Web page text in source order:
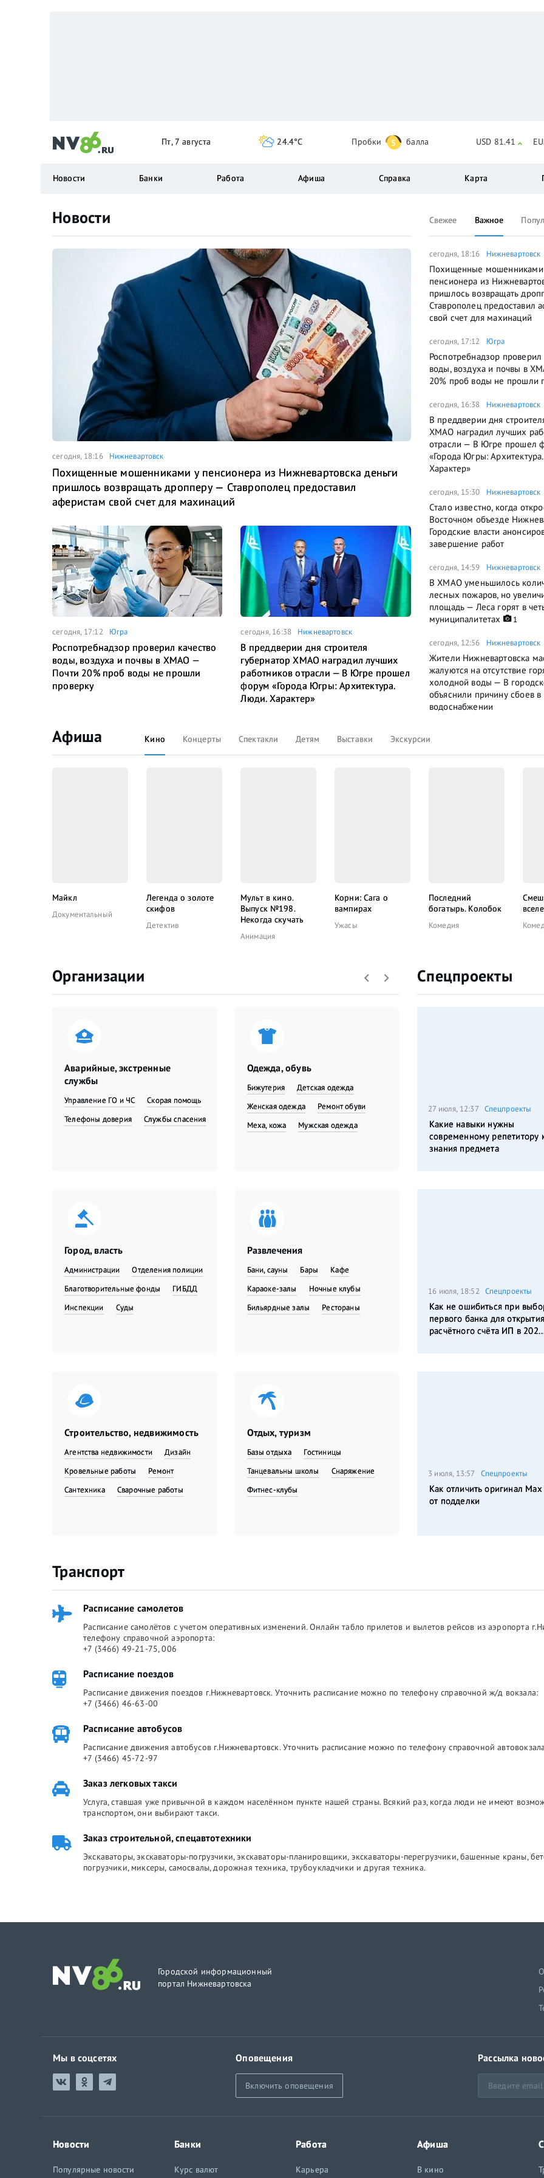
Новости
сегодня, 18:16 Нижневартовск
Похищенные мошенниками у пенсионера из Нижневартовска деньги
пришлось возвращать дропперу — Ставрополец предоставил
аферистам свой счет для махинаций
сегодня, 17:12 Югра
Роспотребнадзор проверил качество
воды, воздуха и почвы в ХМАО —
Почти 20% проб воды не прошли
проверку
сегодня, 16:38 Нижневартовск
В преддверии дня строителя
губернатор ХМАО наградил лучших
работников отрасли — В Югре прошел
форум «Города Югры: Архитектура.
Люди. Характер»
Свежее Важное
сегодня, 18:16 Нижневартовск
Похищенные
пенсионера из
пришлось возвращать
Ставрополец предоставил
свой счет для махинаций
сегодня, 17:12 Югра
Роспотребнадзор проверил
воды, воздуха и почвы в
20% проб воды не прошли
сегодня, 16:38 Нижневартовск
В преддверии дня
ХМАО наградил лучших
отрасли — В Югре прошел
«Города Югры:
Характер»
сегодня, 15:30 Нижневартовск
Стало известно, когда
Восточном объезде
Городские власти
завершение работ
сегодня, 14:59 Нижневартовск
В ХМАО уменьшилось
лесных пожаров, но
площадь — Леса горят в
муниципалитетах
1
сегодня, 12:56 Нижневартовск
Жители Нижневартовска
жалуются на отсутствие
холодной воды — В
объяснили причину сбоев в
водоснабжении
Афиша Кино Концерты Спектакли Детям Выставки Экскурсии
Майкл
Документальный
Легенда о золоте
скифов
Детектив
Мульт в кино.
Выпуск №198.
Некогда скучать
Анимация
Корни: Сага о
вампирах
Ужасы
Последний
богатырь. Колобок
Комедия
Организации
Аварийные, экстренные
службы
Управление ГО и ЧС
Скорая помощь
Телефоны доверия
Службы спасения
Город, власть
Администрации
Отделения полиции
Благотворительные фонды
ГИБДД
Инспекции
Суды
Строительство, недвижимость
Агентства недвижимости
Дизайн
Кровельные работы
Ремонт
Сантехника
Сварочные работы
Одежда, обувь
Бижутерия
Детская одежда
Женская одежда
​Ремонт обуви
Меха, кожа
Мужская одежда
Развлечения
Бани, сауны Бары
Кафе
Караоке-залы
Ночные клубы
Бильярдные залы
Рестораны
Отдых, туризм
Базы отдыха
Гостиницы
Танцевальны школы
Снаряжение
Фитнес-клубы
Спецпроекты
27 июля, 12:37 Спецпроекты
Какие навыки нужны
современному репетитору
знания предмета
16 июля, 18:52 Спецпроекты
Как не ошибиться при
первого банка для открытия
расчётного счёта ИП в
3 июля, 13:57 Спецпроекты
Как отличить оригинал
от подделки
Транспорт
Расписание самолетов
Расписание самолётов с учетом оперативных изменений. Онлайн табло прилетов и вылетов рейсов из аэропорта
телефону справочной аэропорта:
+7 (3466) 49-21-75, 006
Расписание поездов
Расписание движения поездов г.Нижневартовск. Уточнить расписание можно по телефону справочной ж/д вокзала:
+7 (3466) 46-63-00
Расписание автобусов
Расписание движения автобусов г.Нижневартовск. Уточнить расписание можно по телефону справочной
+7 (3466) 45-72-97
Заказ легковых такси
Услуга, ставшая уже привычной в каждом населённом пункте нашей страны. Всякий раз, когда люди не имеют
транспортом, они выбирают такси.
Заказ строительной, спецавтотехники
Экскаваторы, экскаваторы-погрузчики, экскаваторы-планировщики, экскаваторы-перегрузчики, башенные краны,
погрузчики, миксеры, самосвалы, дорожная техника, трубоукладчики и другая техника.
Пт, 7 августа 24.4°C Пробки 5 балла USD 81.41
Новости Банки Работа Афиша Справка Карта
Городской информационный
портал Нижневартовска
Мы в соцсетях Оповещения
Включить оповещения
Рассылка
Новости
Популярные новости
Банки
Курс валют
Работа
Карьера
Афиша
В кино